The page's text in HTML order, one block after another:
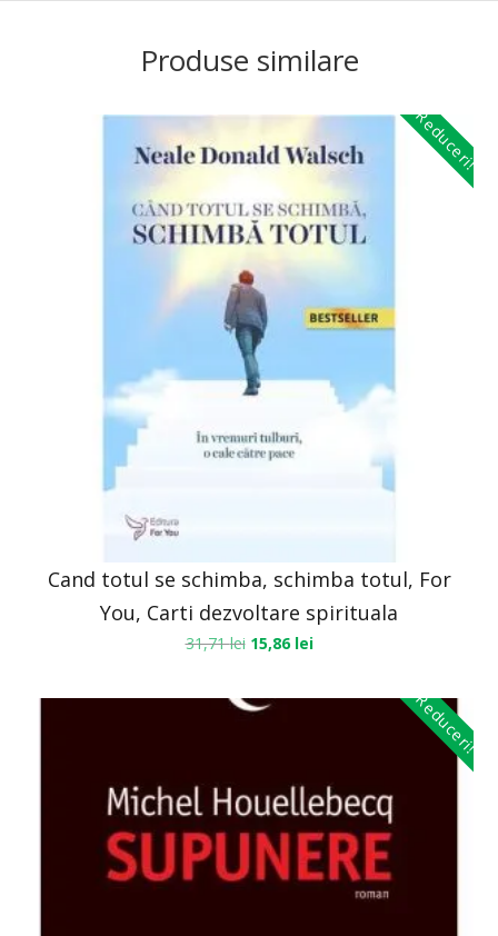
Produse similare
Reduceri!
Cand totul se schimba, schimba totul, For
You, Carti dezvoltare spirituala
31,71lei 15,86 lei
Reduceri!